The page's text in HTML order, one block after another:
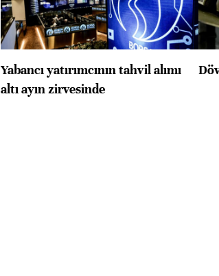
Yabancı yatırımcının tahvil alımı
altı ayın zirvesinde